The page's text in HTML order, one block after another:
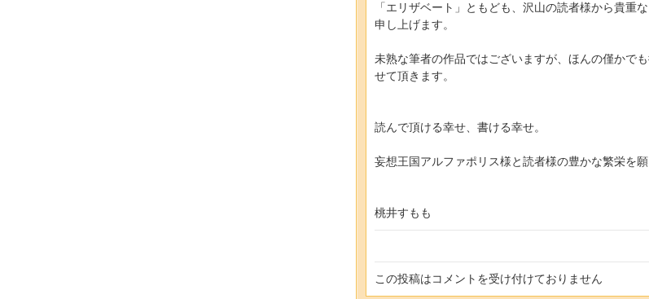
「エリザベート」ともども、沢山の読者様から貴重
申し上げます。
未熟な筆者の作品ではございますが、ほんの僅かで
せて頂きます。
読んで頂ける幸せ、書ける幸せ。
妄想王国アルファポリス様と読者様の豊かな繁栄を
桃井すもも
この投稿はコメントを受け付けておりません